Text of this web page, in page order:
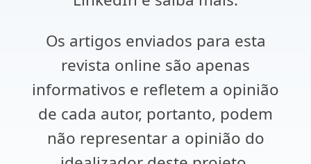
Os artigos enviados para esta
revista online são apenas
informativos e refletem a opinião
de cada autor, portanto, podem
não representar a opinião do